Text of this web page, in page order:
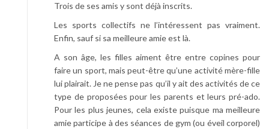
Trois de ses amis y sont déjà inscrits.
Les sports collectifs ne l’intéressent pas vraiment.
Enfin, sauf si sa meilleure amie est là.
A son âge, les filles aiment être entre copines pour
faire un sport, mais peut-être qu’une activité mère-fille
lui plairait. Je ne pense pas qu’il y ait des activités de ce
type de proposées pour les parents et leurs pré-ado.
Pour les plus jeunes, cela existe puisque ma meilleure
amie participe à des séances de gym (ou éveil corporel)